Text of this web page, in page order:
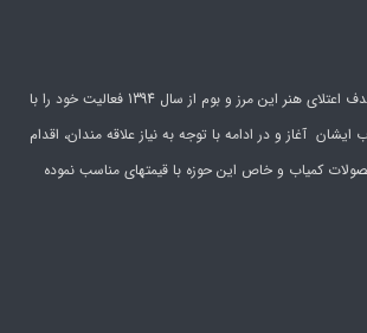
تیم هنری کلک عشق با هدف اعتلای هنر این مرز و بوم از سال 1394 فعالیت خود را با
ایشان آغاز و در ادامه با توجه به نیاز علاقه مندان، اقدام
کمیاب و خاص این حوزه با قیمتهای مناسب نموده